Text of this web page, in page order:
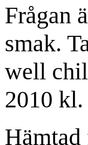
Frågan
smak.
well
2010
Hämtad